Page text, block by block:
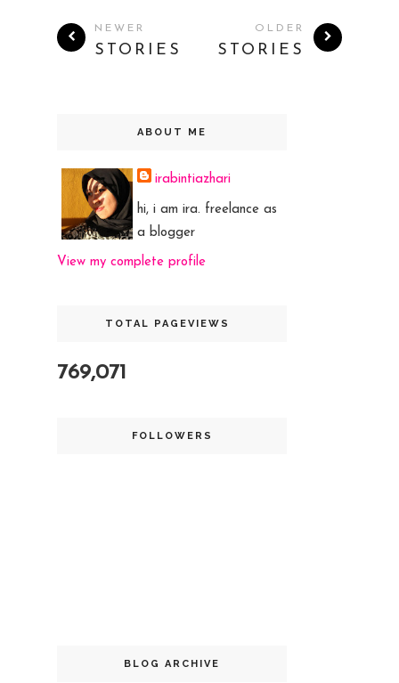
NEWER
STORIES
OLDER
STORIES
ABOUT ME
irabintiazhari
hi, i am ira. freelance as
a blogger
View my complete profile
TOTAL PAGEVIEWS
769,071
FOLLOWERS
BLOG ARCHIVE